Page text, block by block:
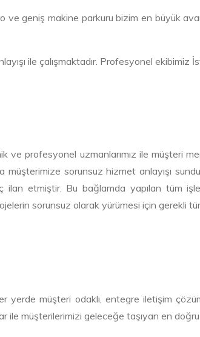
geniş makine parkuru bizim en büyük
ile çalışmaktadır. Profesyonel ekibimiz
ve profesyonel uzmanlarımız ile müşteri
müşterimize sorunsuz hizmet anlayışı
ilan etmiştir. Bu bağlamda yapılan tüm
sorunsuz olarak yürümesi için gerekli
yerde müşteri odaklı, entegre iletişim
ile müşterilerimizi geleceğe taşıyan en